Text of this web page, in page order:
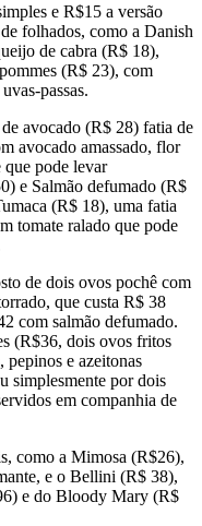
e R$15 a versão
folhados, como a Danish
de cabra (R$ 18),
(R$ 23), com
passas.
avocado (R$ 28) fatia de
avocado amassado, flor
que pode levar
e Salmão defumado (R$
(R$ 18), uma fatia
tomate ralado que pode
de dois ovos pochê com
que custa R$ 38
com salmão defumado.
(R$36, dois ovos fritos
pepinos e azeitonas
simplesmente por dois
em companhia de
como a Mimosa (R$26),
e o Bellini (R$ 38),
e do Bloody Mary (R$